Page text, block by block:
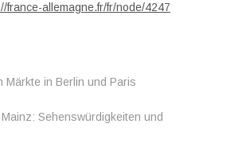
france-allemagne.fr/fr/node/4247
Märkte in Berlin und Paris
Sehenswürdigkeiten und